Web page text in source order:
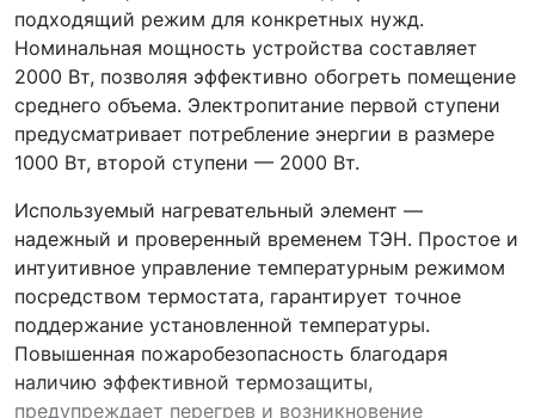
подходящий режим для конкретных нужд.
Номинальная мощность устройства составляет
2000 Вт, позволяя эффективно обогреть помещение
среднего объема. Электропитание первой ступени
предусматривает потребление энергии в размере
1000 Вт, второй ступени — 2000 Вт.
Используемый нагревательный элемент —
надежный и проверенный временем ТЭН. Простое и
интуитивное управление температурным режимом
посредством термостата, гарантирует точное
поддержание установленной температуры.
Повышенная пожаробезопасность благодаря
наличию эффективной термозащиты,
предупреждает перегрев и возникновение